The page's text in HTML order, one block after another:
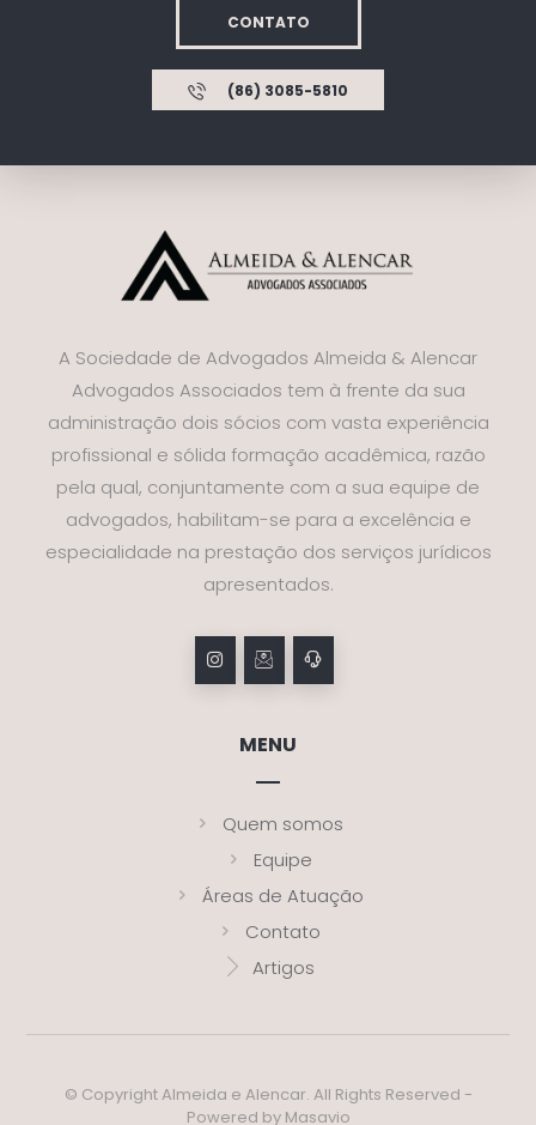
CONTATO
(86) 3085-5810
A Sociedade de Advogados Almeida & Alencar
Advogados Associados tem à frente da sua
administração dois sócios com vasta experiência
profissional e sólida formação acadêmica, razão
pela qual, conjuntamente com a sua equipe de
advogados, habilitam-se para a excelência e
especialidade na prestação dos serviços jurídicos
apresentados.
MENU
Quem somos
Equipe
Áreas de Atuação
Contato
Artigos
© Copyright Almeida e Alencar. All Rights Reserved -
Powered by Masavio